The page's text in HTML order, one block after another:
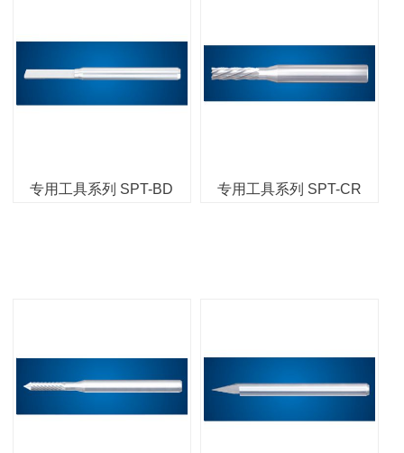
专用工具系列 SPT-BD 专用工具系列 SPT-CR